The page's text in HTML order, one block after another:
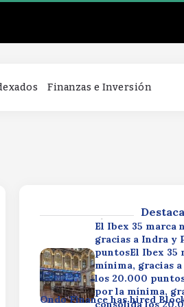
Finanzas e Inversión
mínima, gracias
consolida los
Ondo Finance has hired
chiefOndo Finance has
ByRafael Martín F.
El Ibex 35 marca
gracias a Indra y
puntosEl Ibex 35
mínima, gracias
los 20.000
por la mínima,
Ondo Finance has hired